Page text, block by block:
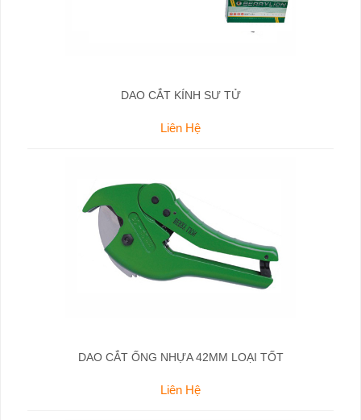
DAO CẮT KÍNH SƯ TỬ
Liên Hệ
DAO CẮT ỐNG NHỰA 42MM LOẠI TỐT
Liên Hệ